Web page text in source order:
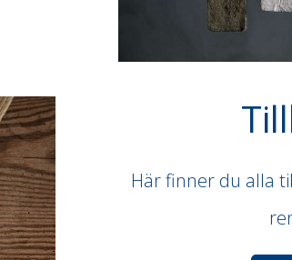
Här finner du alla